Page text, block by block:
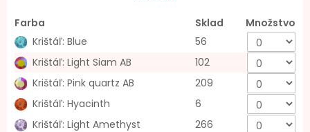
Farba Sklad
Množstvo
Krištáľ: Blue
56
Krištáľ: Light Siam AB
102
Krištáľ: Pink quartz AB
209
Krištáľ: Hyacinth
6
Krištáľ: Light Amethyst
266